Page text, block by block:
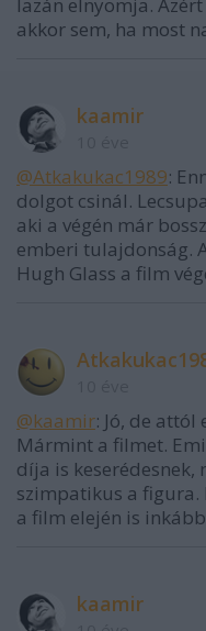
akkor sem, ha most
kaamir
@Atkakukac1989:
dolgot csinál.
aki a végén már
emberi tulajdonság.
Hugh Glass a film
@kaamir: Jó, de attól
Mármint a filmet.
díja is keserédesnek,
szimpatikus a figura.
a film elején is
kaamir